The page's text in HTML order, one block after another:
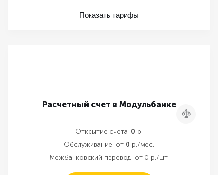
Показать тарифы
Расчетный счет в Модульбанке
Сравнить
Открытие счета: 0 р.
Обслуживание: от 0 р./мес.
Межбанковский перевод: от 0 р./шт.